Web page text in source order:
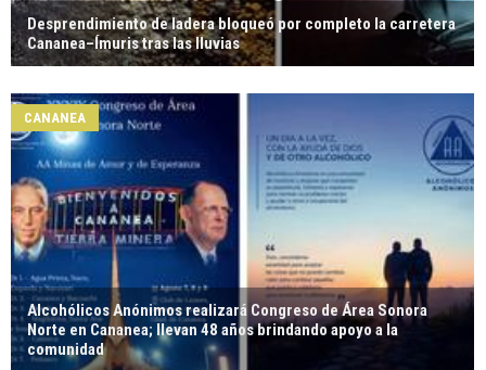
Desprendimiento de ladera bloqueó por completo la carretera
Cananea–Ímuris tras las lluvias
Alcohólicos Anónimos realizará Congreso de Área Sonora
Norte en Cananea; llevan 48 años brindando apoyo a la
comunidad
CANANEA